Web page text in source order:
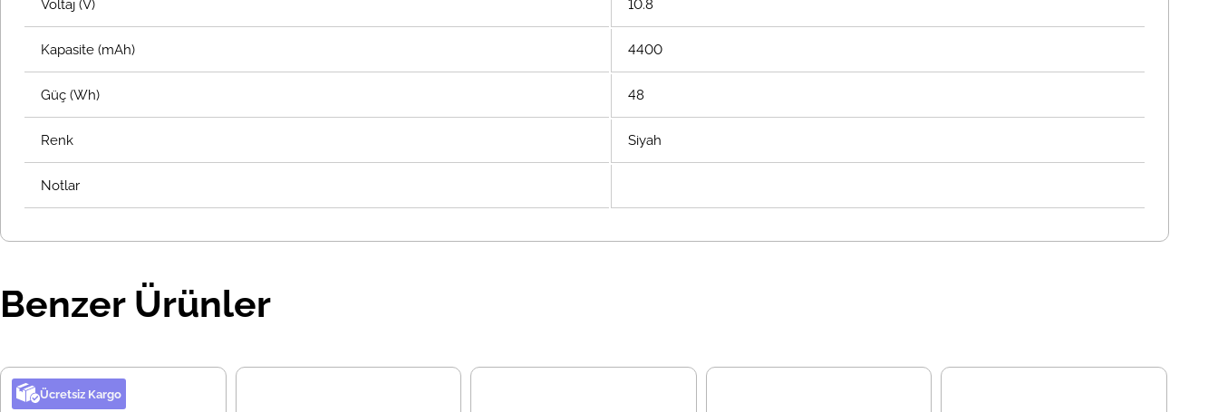
Voltaj (V) 10.8
Kapasite (mAh) 4400
Güç (Wh) 48
Renk Siyah
Notlar
Benzer Ürünler
Ücretsiz Kargo